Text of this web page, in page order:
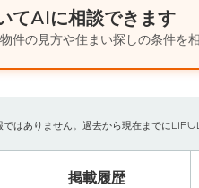
てAIに相談できます
件の見方や住まい探しの条件を相
ではありません。過去から現在までに
掲載履歴